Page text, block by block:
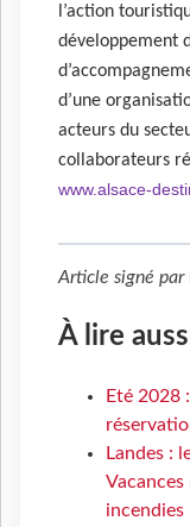
l’action
développement
d’une
acteurs du
collaborateurs
www.alsace-
Article signé par
À lire
Eté 2028
Landes :
incendies